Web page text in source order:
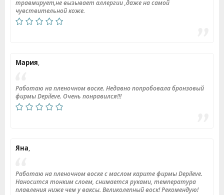
травмирует,не вызывает аллергии ,даже на самой
чувствительной коже.
Мария,
Работаю на пленочном воске. Недавно попробовала бронзовый
фирмы Depileve. Очень понравился!!!
Яна,
Работаю на пленочном воске с маслом карите фирмы Depileve.
Наносится тонким слоем, снимается руками, температура
плавления ниже чем у ваксы. Великолепный воск! Рекомендую!